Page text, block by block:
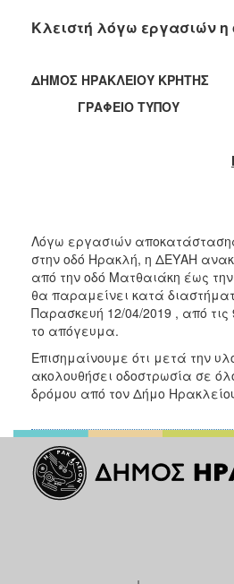
2021
2019
2018
2012
2011
2010
2006
ΕΠΙΣΚΕΠΤΗΣ
ΗΡΑΚΛΕΙΟ
Κλειστή λόγω εργασιών
ΔΗΜΟΣ ΗΡΑΚΛΕΙΟΥ ΚΡΗΤΗΣ
ΓΡΑΦΕΙΟ ΤΥΠΟΥ
Λόγω εργασιών
στην οδό Ηρακλή, η ΔΕΥΑΗ
από την οδό Ματθαιάκη έως
θα παραμείνει κατά
Παρασκευή 12/04/2019 , από
το απόγευμα.
Επισημαίνουμε ότι μετά την
ακολουθήσει οδοστρωσία σε
δρόμου από τον Δήμο